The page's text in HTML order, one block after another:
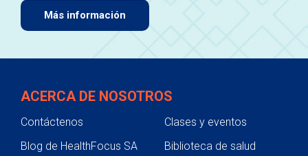
Más información
ACERCA DE NOSOTROS
Contáctenos
Clases y eventos
Blog de HealthFocus SA
Biblioteca de salud